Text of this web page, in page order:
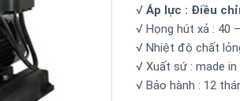
√ Áp lực : Điều
√ Họng hút xả : 40
√ Nhiệt độ chất
√ Xuất sứ : made in
√ Bảo hành : 12